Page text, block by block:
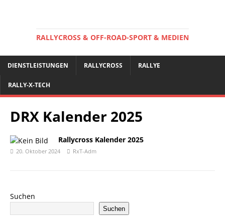
RALLYCROSS & OFF-ROAD-SPORT & MEDIEN
DIENSTLEISTUNGEN RALLYCROSS RALLYE
RALLY-X-TECH
DRX Kalender 2025
Rallycross Kalender 2025
20. Oktober 2024 RxT-Adm
Suchen
Suchen